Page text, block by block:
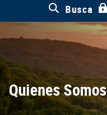
higher
to
Adobe®
Acrobat
Reader.
Busca
Quienes Somos